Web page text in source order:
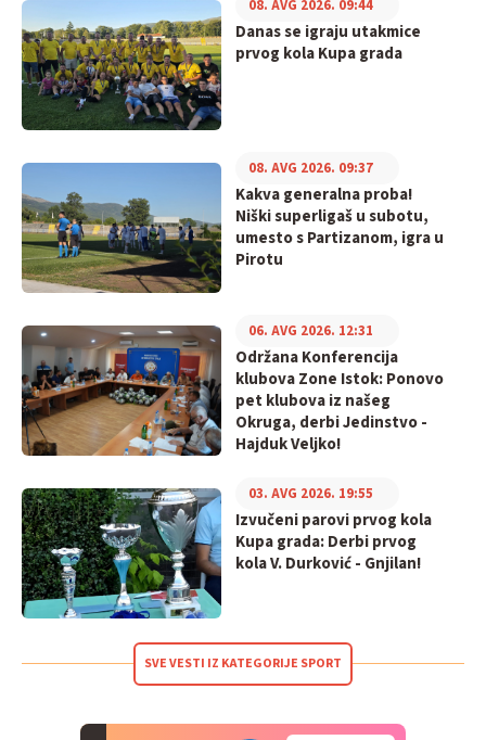
Danas se igraju utakmice
prvog kola Kupa grada
08. AVG 2026. 09:44
Kakva generalna proba!
Niški superligaš u subotu,
umesto s Partizanom, igra u
Pirotu
08. AVG 2026. 09:37
Održana Konferencija
klubova Zone Istok: Ponovo
pet klubova iz našeg
Okruga, derbi Jedinstvo -
Hajduk Veljko!
06. AVG 2026. 12:31
Izvučeni parovi prvog kola
Kupa grada: Derbi prvog
kola V. Durković - Gnjilan!
03. AVG 2026. 19:55
SVE VESTI IZ KATEGORIJE SPORT